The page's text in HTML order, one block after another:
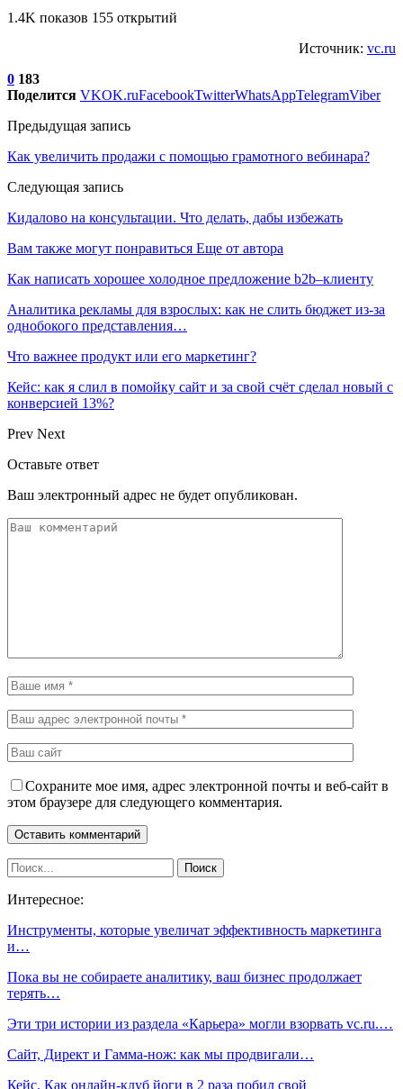
1.4K показов 155 открытий
Источник: vc.ru
0 183
Поделится VKOK.ruFacebookTwitterWhatsAppTelegramViber
Предыдущая запись
Как увеличить продажи с помощью грамотного вебинара?
Следующая запись
Кидалово на консультации. Что делать, дабы избежать
Вам также могут понравиться Еще от автора
Как написать хорошее холодное предложение b2b–клиенту
Аналитика рекламы для взрослых: как не слить бюджет из-за
однобокого представления…
Что важнее продукт или его маркетинг?
Кейс: как я слил в помойку сайт и за свой счёт сделал новый с
конверсией 13%?
Prev Next
Оставьте ответ
Ваш электронный адрес не будет опубликован.
Сохраните мое имя, адрес электронной почты и веб-сайт в
этом браузере для следующего комментария.
Интересное:
Инструменты, которые увеличат эффективность маркетинга
и…
Пока вы не собираете аналитику, ваш бизнес продолжает
терять…
Эти три истории из раздела «Карьера» могли взорвать vc.ru.…
Сайт, Директ и Гамма-нож: как мы продвигали…
Кейс. Как онлайн-клуб йоги в 2 раза побил свой